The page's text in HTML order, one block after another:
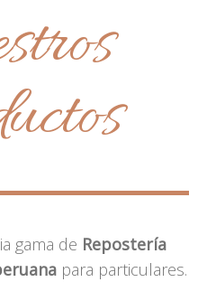
gama de Repostería
para particulares.